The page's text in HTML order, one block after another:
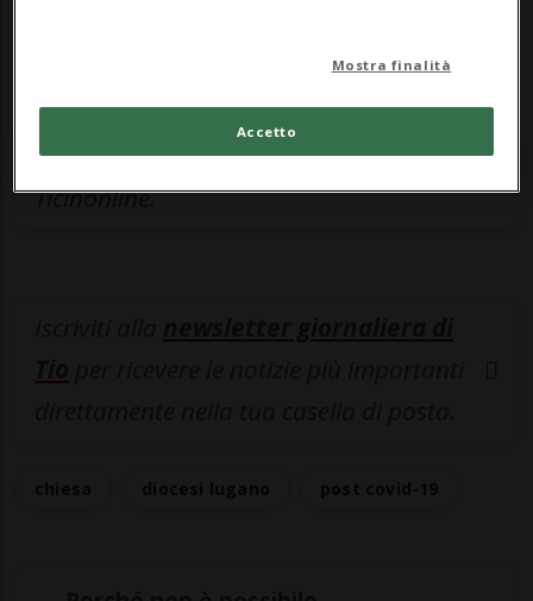
Entra nelcanale WhatsAppdi
Ticinonline.
Mostra finalità
Accetto